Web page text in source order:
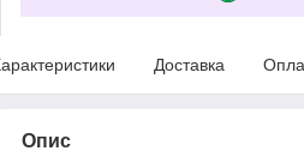
Доставка
Опис